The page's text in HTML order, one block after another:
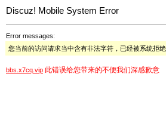
Discuz! Mobile System Error
Error messages:
您当前的访问请求当中含有非法字符，已经被系统拒绝
bbs.x7cq.vip 此错误给您带来的不便我们深感歉意